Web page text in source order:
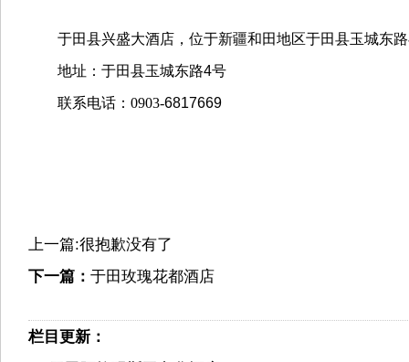
于田县兴盛大酒店，位于新疆和田地区于田县玉城东
地址： 于田县玉城东路4号
联系电话：0903-6817669
上一篇:很抱歉没有了
下一篇： 于田玫瑰花都酒店
栏目更新：